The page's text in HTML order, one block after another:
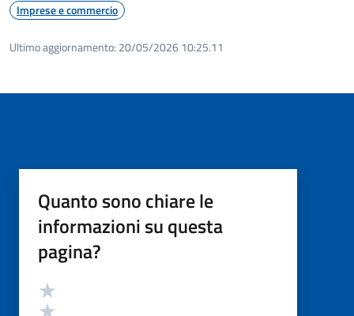
Imprese e commercio
Ultimo aggiornamento: 20/05/2026 10:25.11
Quanto sono chiare le
informazioni su questa
pagina?
Valutazione